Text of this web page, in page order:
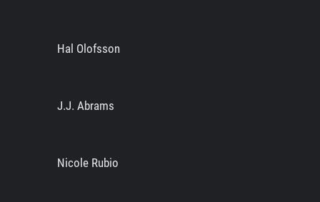
Hal Olofsson
J.J. Abrams
Nicole Rubio